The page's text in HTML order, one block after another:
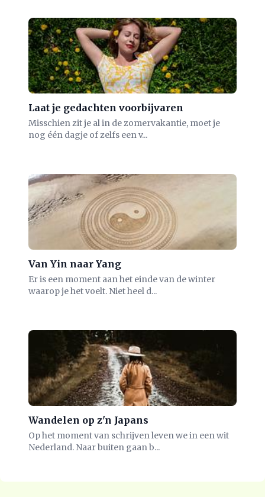
Laat je gedachten voorbijvaren
Misschien zit je al in de zomervakantie, moet je
nog één dagje of zelfs een v...
Van Yin naar Yang
Er is een moment aan het einde van de winter
waarop je het voelt. Niet heel d...
Wandelen op z'n Japans
Op het moment van schrijven leven we in een wit
Nederland. Naar buiten gaan b...